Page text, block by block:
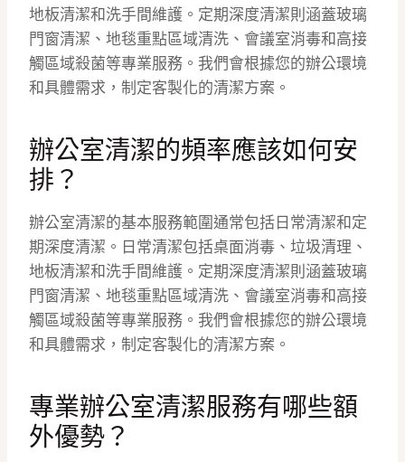
地板清潔和洗手間維護。定期深度清潔則涵蓋玻璃
門窗清潔、地毯重點區域清洗、會議室消毒和高接
觸區域殺菌等專業服務。我們會根據您的辦公環境
和具體需求，制定客製化的清潔方案。
辦公室清潔的頻率應該如何安
排？
辦公室清潔的基本服務範圍通常包括日常清潔和定
期深度清潔。日常清潔包括桌面消毒、垃圾清理、
地板清潔和洗手間維護。定期深度清潔則涵蓋玻璃
門窗清潔、地毯重點區域清洗、會議室消毒和高接
觸區域殺菌等專業服務。我們會根據您的辦公環境
和具體需求，制定客製化的清潔方案。
專業辦公室清潔服務有哪些額
外優勢？